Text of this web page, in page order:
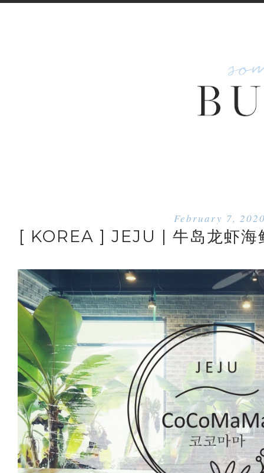
February 7,
[ KOREA ] JEJU | 牛岛龙虾